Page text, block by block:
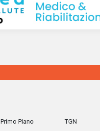
Primo Piano
TGN